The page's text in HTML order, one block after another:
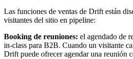
Las funciones de ventas de Drift están
visitantes del sitio en pipeline:
Booking de reuniones: el agendado de
in-class para B2B. Cuando un visitante
Drift puede ofrecer agendar una reunión